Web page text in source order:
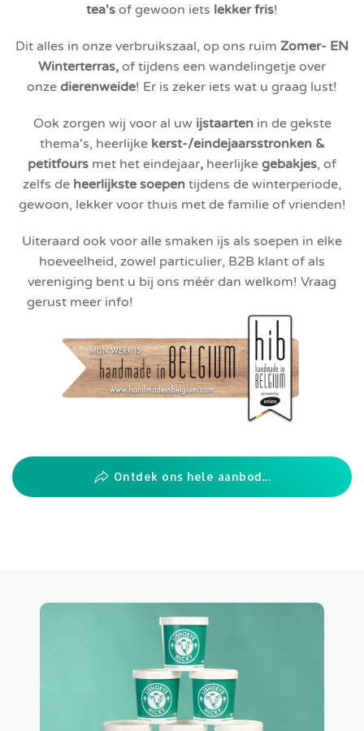
tea's of gewoon iets lekker fris!
Dit alles in onze verbruikszaal, op ons ruim Zomer- EN
Winterterras, of tijdens een wandelingetje over
onze dierenweide! Er is zeker iets wat u graag lust!
Ook zorgen wij voor al uw ijstaartenin de gekste
thema's, heerlijke kerst-/eindejaarsstronken &
petitfours met het eindejaar, heerlijke gebakjes, of
zelfs de heerlijkste soepen tijdens de winterperiode,
gewoon, lekker voor thuis met de familie of vrienden!
Uiteraard ook voor alle smaken ijs als soepen in elke
hoeveelheid, zowel particulier, B2B klant of als
vereniging bent u bij ons méér dan welkom! Vraag
gerust meer info!
Ontdek ons hele aanbod...